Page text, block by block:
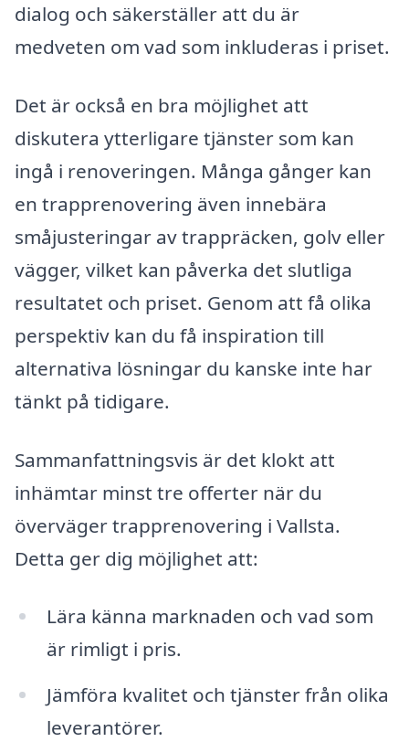
dialog och säkerställer att du är
medveten om vad som inkluderas i priset.
Det är också en bra möjlighet att
diskutera ytterligare tjänster som kan
ingå i renoveringen. Många gånger kan
en trapprenovering även innebära
småjusteringar av trappräcken, golv eller
vägger, vilket kan påverka det slutliga
resultatet och priset. Genom att få olika
perspektiv kan du få inspiration till
alternativa lösningar du kanske inte har
tänkt på tidigare.
Sammanfattningsvis är det klokt att
inhämtar minst tre offerter när du
överväger trapprenovering i Vallsta.
Detta ger dig möjlighet att:
Lära känna marknaden och vad som
är rimligt i pris.
Jämföra kvalitet och tjänster från olika
leverantörer.